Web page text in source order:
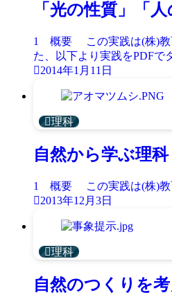
「光の性質」「
1 概要 この実践は(株)教育
た、以下より実践をPDF
2014年1月11日
理科
自然から学ぶ理
1 概要 この実践は(株)教
2013年12月3日
理科
自然のつくりを